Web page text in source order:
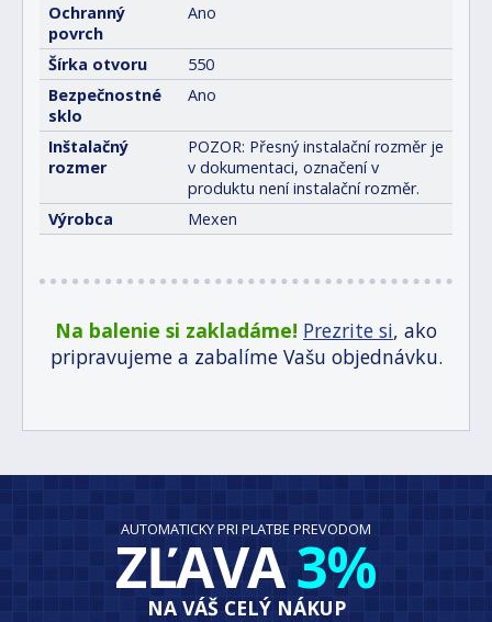
Ochranný
povrch
Ano
Šírka otvoru
550
Bezpečnostné
sklo
Ano
Inštalačný
rozmer
POZOR: Přesný instalační rozměr je
v dokumentaci, označení v
produktu není instalační rozměr.
Výrobca
Mexen
Na balenie si zakladáme! Prezrite si, ako
pripravujeme a zabalíme Vašu objednávku.
AUTOMATICKY PRI PLATBE PREVODOM
ZĽAVA3%
NA VÁŠ CELÝ NÁKUP